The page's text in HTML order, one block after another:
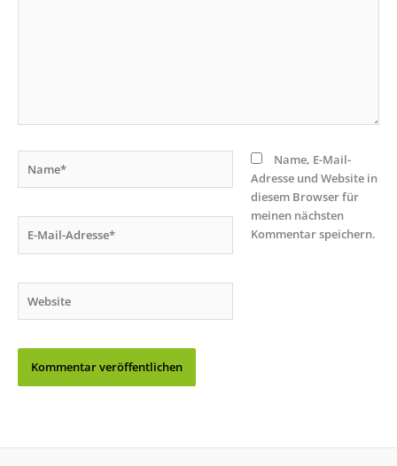
Mail-
Name, E-Mail-
Adresse und Website in
diesem Browser für
meinen nächsten
Kommentar speichern.